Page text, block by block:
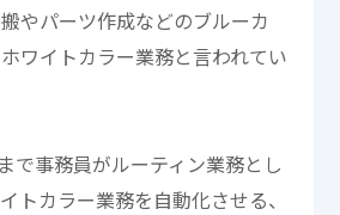
やパーツ作成などのブルーカ
ワイトカラー業務と言われてい
で事務員がルーティン業務とし
トカラー業務を自動化させる、